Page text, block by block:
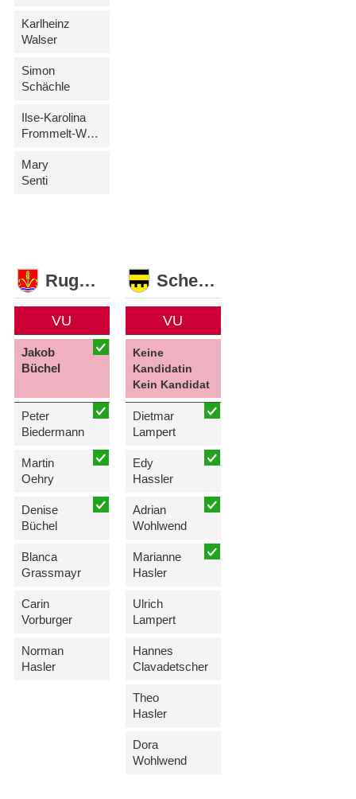
Karlheinz
Walser
Simon
Schächle
Ilse-Karolina
Frommelt-Wohlwend
Mary
Senti
Ruggell
VU
Jakob
Büchel
Peter
Biedermann
Martin
Oehry
Denise
Büchel
Blanca
Grassmayr
Carin
Vorburger
Norman
Hasler
Schellenberg
VU
Keine
Kandidatin
Kein Kandidat
Dietmar
Lampert
Edy
Hassler
Adrian
Wohlwend
Marianne
Hasler
Ulrich
Lampert
Hannes
Clavadetscher
Theo
Hasler
Dora
Wohlwend